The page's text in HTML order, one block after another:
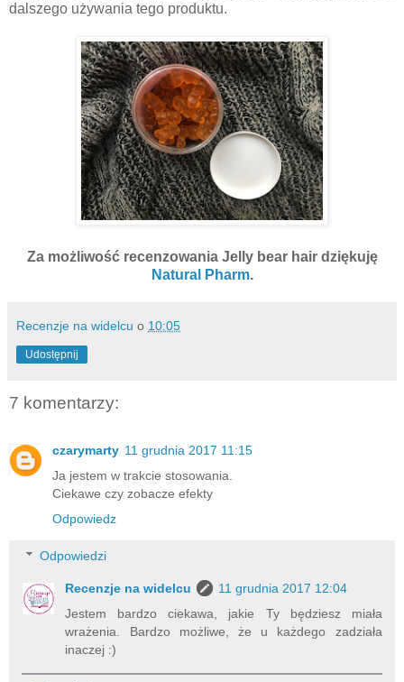
dalszego używania tego produktu.
Za możliwość recenzowania Jelly bear hair dziękuję
Natural Pharm.
Recenzje na widelcu o 10:05
Udostępnij
7 komentarzy:
czarymarty 11 grudnia 2017 11:15
Ja jestem w trakcie stosowania.
Ciekawe czy zobacze efekty
Odpowiedz
Odpowiedzi
Recenzje na widelcu
11 grudnia 2017 12:04
Jestem bardzo ciekawa, jakie Ty będziesz miała
wrażenia. Bardzo możliwe, że u każdego zadziała
inaczej :)